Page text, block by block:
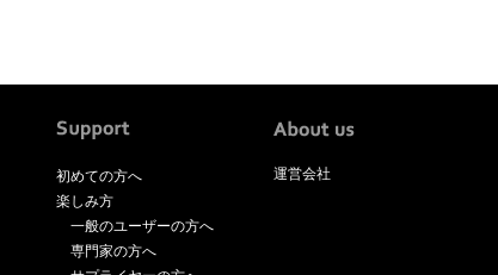
初めての方へ
楽しみ方
一般のユーザーの方へ
専門家の方へ
運営会社